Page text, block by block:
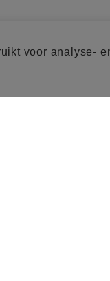
voor analyse-